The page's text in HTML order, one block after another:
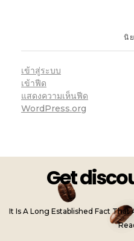
นิ
เข้าสู่ระบบ
เข้าฟีด
แสดงความเห็นฟีด
WordPress.org
Get
It Is A Long Established Fact